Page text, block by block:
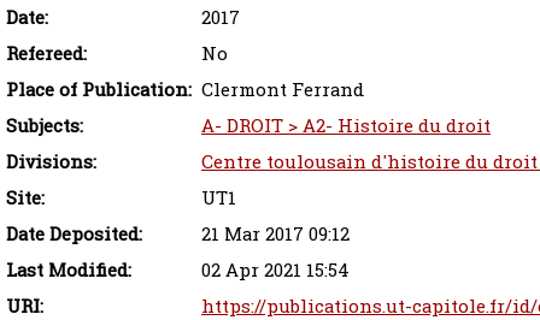
Date:
2017
Refereed:
No
Place of Publication: Clermont Ferrand
Subjects:
A- DROIT > A2- Histoire du droit
Divisions:
Centre toulousain d'histoire du droit
Site:
UT1
Date Deposited:
21 Mar 2017 09:12
Last Modified:
02 Apr 2021 15:54
URI:
https://publications.ut-capitole.fr/id/